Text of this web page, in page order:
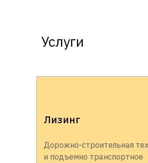
Услуги
Лизинг
Дорожно-строительная
и подъемно транспортное